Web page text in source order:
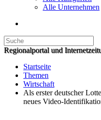
Alle Unternehmen
Regionalportal und
Startseite
Themen
Wirtschaft
Als erster deutscher
neues Video-